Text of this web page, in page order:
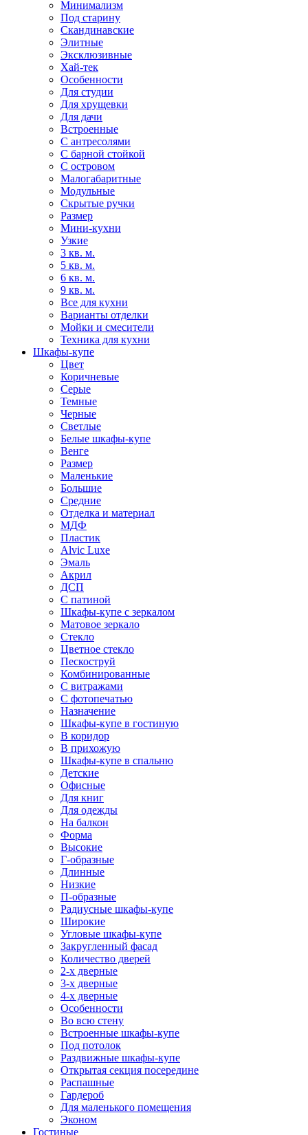
Минимализм
Под старину
Скандинавские
Элитные
Эксклюзивные
Хай-тек
Особенности
Для студии
Для хрущевки
Для дачи
Встроенные
С антресолями
С барной стойкой
С островом
Малогабаритные
Модульные
Скрытые ручки
Размер
Мини-кухни
Узкие
3 кв. м.
5 кв. м.
6 кв. м.
9 кв. м.
Все для кухни
Варианты отделки
Мойки и смесители
Техника для кухни
Шкафы-купе
Цвет
Коричневые
Серые
Темные
Черные
Светлые
Белые шкафы-купе
Венге
Размер
Маленькие
Большие
Средние
Отделка и материал
МДФ
Пластик
Alvic Luxe
Эмаль
Акрил
ДСП
С патиной
Шкафы-купе с зеркалом
Матовое зеркало
Стекло
Цветное стекло
Пескоструй
Комбинированные
С витражами
С фотопечатью
Назначение
Шкафы-купе в гостиную
В коридор
В прихожую
Шкафы-купе в спальню
Детские
Офисные
Для книг
Для одежды
На балкон
Форма
Высокие
Г-образные
Длинные
Низкие
П-образные
Радиусные шкафы-купе
Широкие
Угловые шкафы-купе
Закругленный фасад
Количество дверей
2-х дверные
3-х дверные
4-х дверные
Особенности
Во всю стену
Встроенные шкафы-купе
Под потолок
Раздвижные шкафы-купе
Открытая секция посередине
Распашные
Гардероб
Для маленького помещения
Эконом
Гостиные